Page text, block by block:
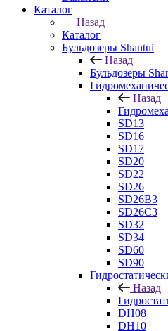
Каталог
Назад
Каталог
Бульдозеры Shantui
Назад
Бульдозеры
Назад
SD13
SD16
SD17
SD20
SD22
SD26
SD26B3
SD26C3
SD32
SD34
SD60
SD90
Назад
DH08
DH10